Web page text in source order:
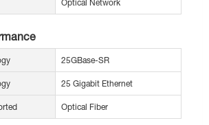
Optical Network
25GBase-SR
25 Gigabit Ethernet
Optical Fiber